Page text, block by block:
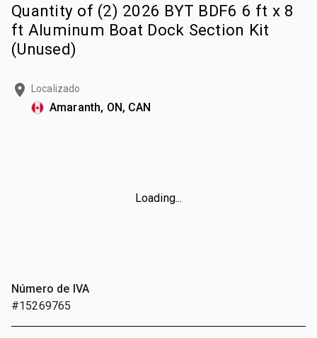
Quantity of (2) 2026 BYT BDF6 6 ft x 8
ft Aluminum Boat Dock Section Kit
(Unused)
Localizado
Amaranth, ON, CAN
Loading...
Número de IVA
#15269765